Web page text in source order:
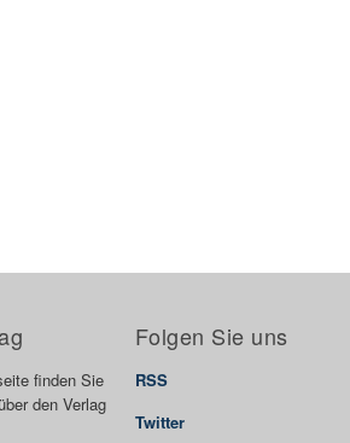
finden Sie
den Verlag
Folgen Sie uns
RSS
Twitter